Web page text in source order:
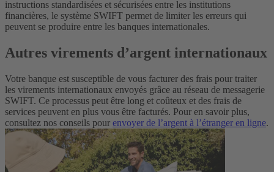
instructions standardisées et sécurisées entre les institutions
financières, le système SWIFT permet de limiter les erreurs qui
peuvent se produire entre les banques internationales.
Autres virements d’argent internationaux
Votre banque est susceptible de vous facturer des frais pour traiter
les virements internationaux envoyés grâce au réseau de messagerie
SWIFT. Ce processus peut être long et coûteux et des frais de
services peuvent en plus vous être facturés. Pour en savoir plus,
consultez nos conseils pour envoyer de l’argent à l’étranger en ligne.